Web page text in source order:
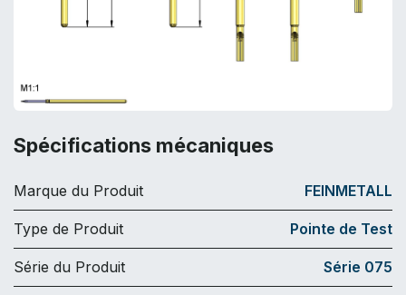
Spécifications mécaniques
Marque du Produit FEINMETALL
Type de Produit Pointe de Test
Série du Produit Série 075